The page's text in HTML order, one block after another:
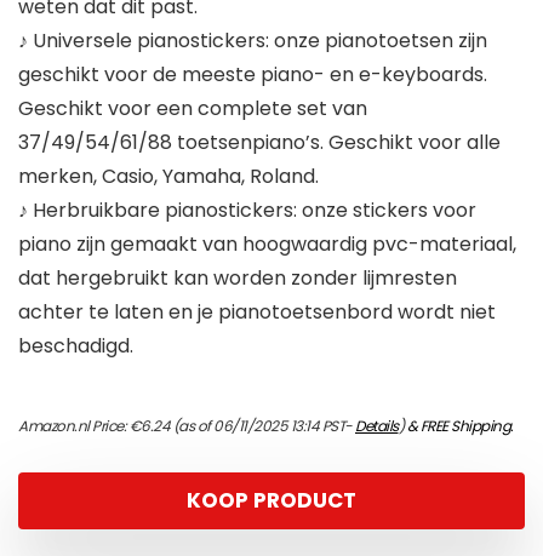
weten dat dit past.
♪ Universele pianostickers: onze pianotoetsen zijn
geschikt voor de meeste piano- en e-keyboards.
Geschikt voor een complete set van
37/49/54/61/88 toetsenpiano’s. Geschikt voor alle
merken, Casio, Yamaha, Roland.
♪ Herbruikbare pianostickers: onze stickers voor
piano zijn gemaakt van hoogwaardig pvc-materiaal,
dat hergebruikt kan worden zonder lijmresten
achter te laten en je pianotoetsenbord wordt niet
beschadigd.
Amazon.nl Price:€6.24(as of 06/11/2025 13:14 PST-Details)&FREE Shipping.
KOOP PRODUCT